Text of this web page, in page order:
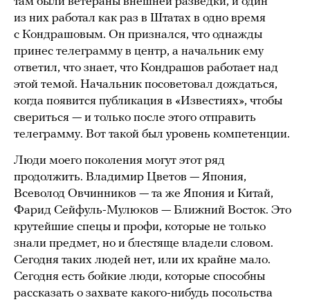
из них работал как раз в Штатах в одно время
с Кондрашовым. Он признался, что однажды
принес телеграмму в центр, а начальник ему
ответил, что знает, что Кондрашов работает над
этой темой. Начальник посоветовал дождаться,
когда появится публикация в «Известиях», чтобы
свериться — и только после этого отправить
телеграмму. Вот такой был уровень компетенции.
Люди моего поколения могут этот ряд
продолжить. Владимир Цветов — Япония,
Всеволод Овчинников — та же Япония и Китай,
Фарид Сейфуль-Мулюков — Ближний Восток. Это
крутейшие спецы и профи, которые не только
знали предмет, но и блестяще владели словом.
Сегодня таких людей нет, или их крайне мало.
Сегодня есть бойкие люди, которые способны
рассказать о захвате какого-нибудь посольства